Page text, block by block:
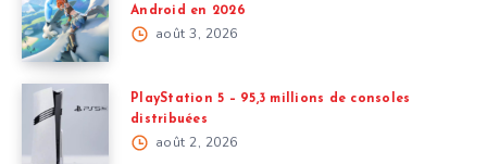
Android en 2026
août 3, 2026
PlayStation 5 – 95,3 millions de consoles
distribuées
août 2, 2026